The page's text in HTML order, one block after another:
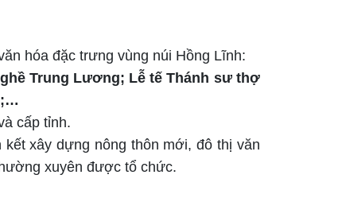
hóa đặc trưng vùng núi Hồng Lĩnh:
Trung Lương; Lễ tế Thánh sư thợ
cấp tỉnh.
kết xây dựng nông thôn mới, đô thị văn
xuyên được tổ chức.